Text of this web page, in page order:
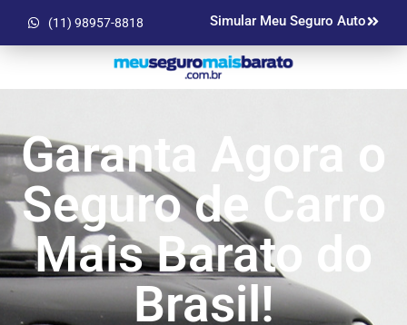
(11) 98957-8818 Simular Meu Seguro Auto
Garanta Agora o
Seguro de Carro
Mais Barato do
Brasil!